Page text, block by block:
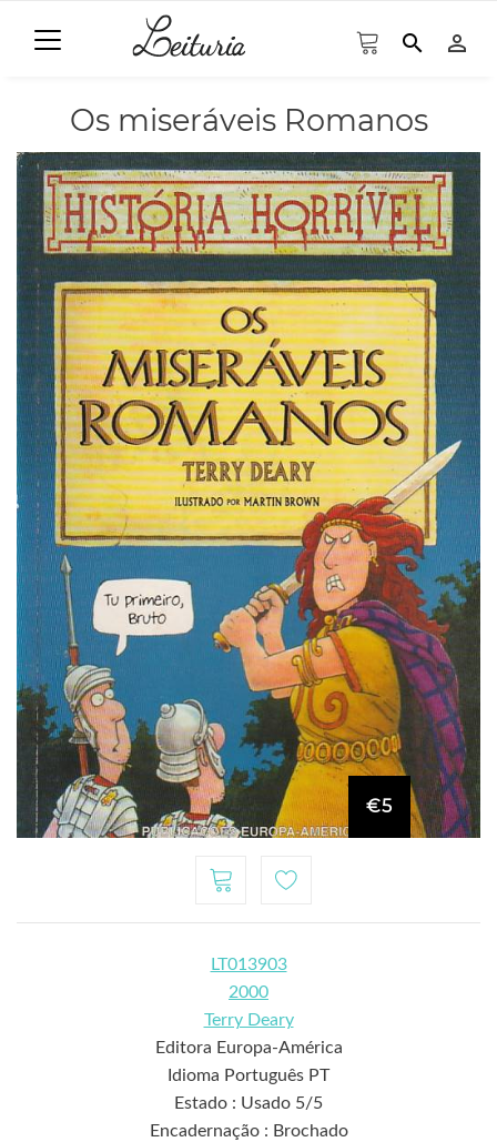
search person_outline
Os miseráveis Romanos
€5
LT013903
2000
Terry Deary
Editora Europa-América
Idioma Português PT
Estado : Usado 5/5
Encadernação : Brochado